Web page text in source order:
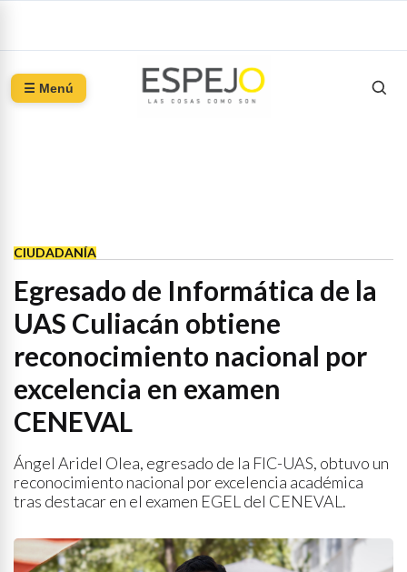
☰ Menú
CIUDADANÍA
Egresado de Informática de la
UAS Culiacán obtiene
reconocimiento nacional por
excelencia en examen
CENEVAL
Ángel Aridel Olea, egresado de la FIC-UAS, obtuvo un
reconocimiento nacional por excelencia académica
tras destacar en el examen EGEL del CENEVAL.